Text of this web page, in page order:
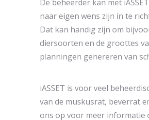
De beheerder kan met
naar eigen wens zijn in te
Dat kan handig zijn om
diersoorten en de groottes
planningen genereren van
iASSET is voor veel
van de muskusrat, beverrat
ons op voor meer informatie